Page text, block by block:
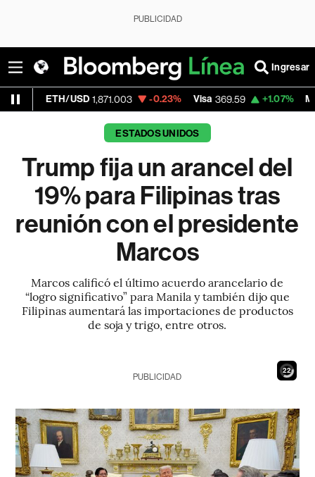
PUBLICIDAD
Ingresar
1,871.003 -0.23% Visa 369.59 +1.07% MercadoLibre
ESTADOS UNIDOS
Trump fija un arancel del
19% para Filipinas tras
reunión con el presidente
Marcos
Marcos calificó el último acuerdo arancelario de
“logro significativo” para Manila y también dijo que
Filipinas aumentará las importaciones de productos
de soja y trigo, entre otros.
20
PUBLICIDAD